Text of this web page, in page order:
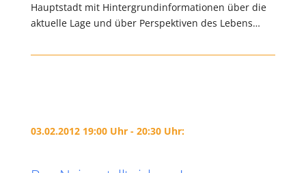
Hauptstadt mit Hintergrundinformationen über die
aktuelle Lage und über Perspektiven des Lebens…
03.02.2012 19:00 Uhr - 20:30 Uhr: